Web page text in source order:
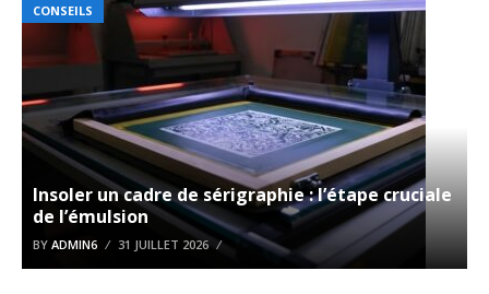
CONSEILS
Insoler un cadre de sérigraphie : l’étape cruciale
de l’émulsion
BY ADMIN6 31 JUILLET 2026